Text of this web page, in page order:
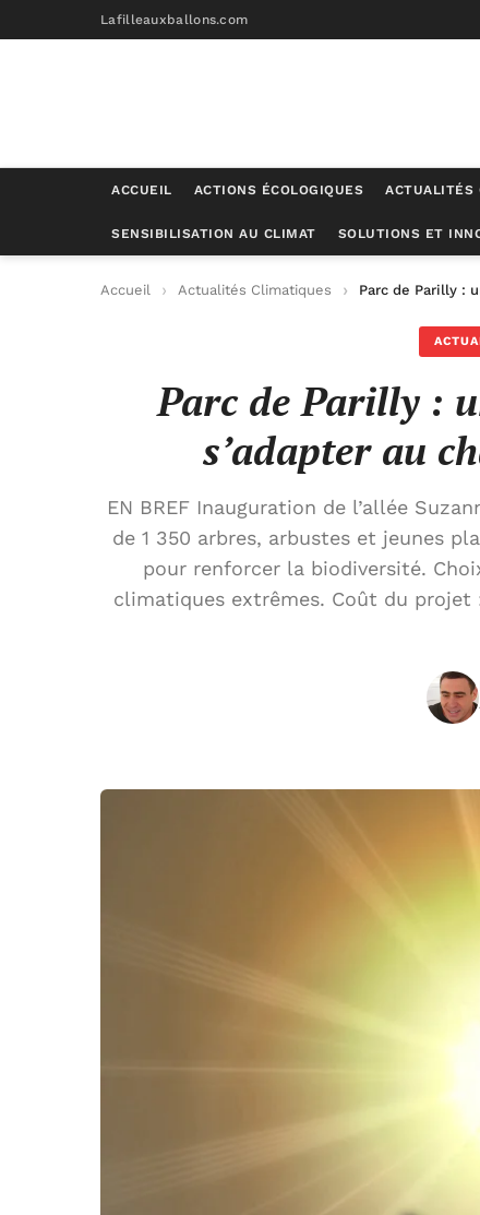
Lafilleauxballons.com
ACCUEIL ACTIONS ÉCOLOGIQUES ACTUALITÉS
SENSIBILISATION AU CLIMAT SOLUTIONS ET
Accueil Actualités Climatiques Parc de Parilly :
Parc de Parilly :
s’adapter au
EN BREF Inauguration de l’allée
de 1 350 arbres, arbustes et jeunes
pour renforcer la biodiversité.
climatiques extrêmes. Coût du projet